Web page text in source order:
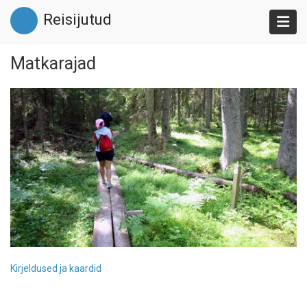
Liigu
edasi
põhisisu
Reisijutud
Matkarajad
Kirjeldused ja kaardid